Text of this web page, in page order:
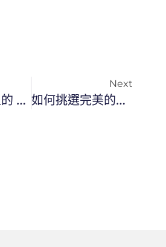
中高齡企業主的 AI 痛點：不是學不會 AI，是卡在這些「基礎設定」
Next
如何挑選完美的手機型電子書閱讀器